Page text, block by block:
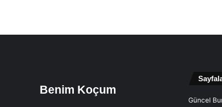
Benim Koçum
Güncel